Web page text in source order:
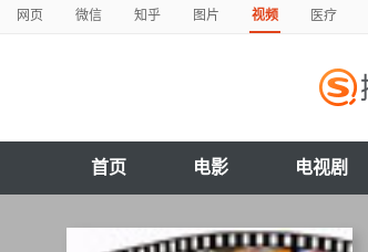
网页 微信 知乎 图片 视频 医疗
首页 电影 电视剧